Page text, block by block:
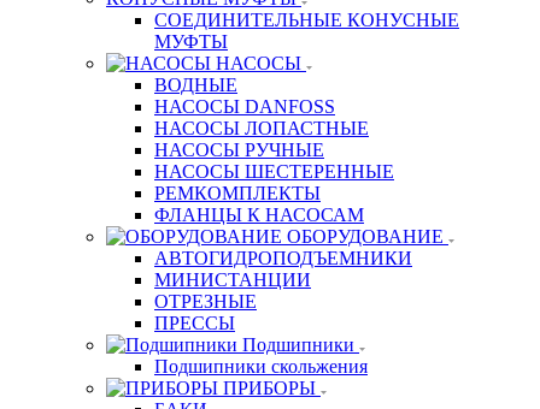
СОЕДИНИТЕЛЬНЫЕ КОНУСНЫЕ
МУФТЫ
НАСОСЫ
ВОДНЫЕ
НАСОСЫ DANFOSS
НАСОСЫ ЛОПАСТНЫЕ
НАСОСЫ РУЧНЫЕ
НАСОСЫ ШЕСТЕРЕННЫЕ
РЕМКОМПЛЕКТЫ
ФЛАНЦЫ К НАСОСАМ
ОБОРУДОВАНИЕ
АВТОГИДРОПОДЪЕМНИКИ
МИНИСТАНЦИИ
ОТРЕЗНЫЕ
ПРЕССЫ
Подшипники
Подшипники скольжения
ПРИБОРЫ